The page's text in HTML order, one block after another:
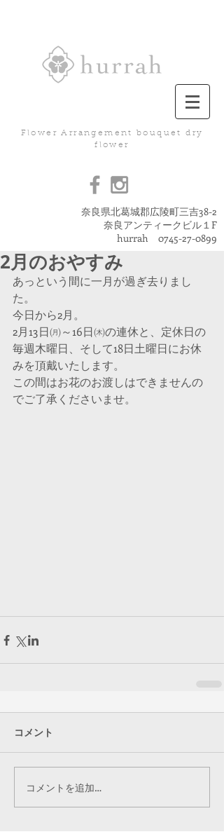
Flower Arrangement bouquet dry
flower
奈良県北葛城郡広陵町三吉38-2
奈良アンティークビル１F
hurrah 0745-27-0899
2月のおやすみ
あっという間に一月が過ぎ去りまし
た。
今日から2月。
2月13日㈪～16日㈭の連休と、定休日の
毎週木曜日、そして18日土曜日にお休
みを頂戴いたします。
この間はお花のお渡しはできませんの
でご了承くださいませ。
コメント
コメントを追加…